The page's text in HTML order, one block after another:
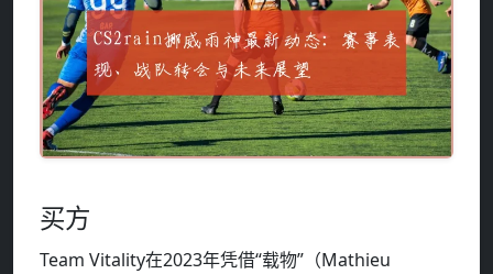
买方
Team Vitality在2023年凭借“载物”（Mathieu